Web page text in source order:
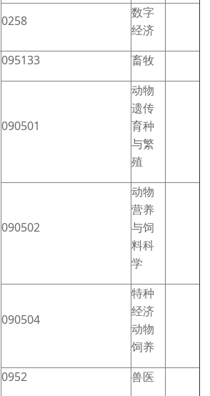
0258
数字
经济
095133 畜牧
090501
动物
遗传
育种
与繁
殖
090502
动物
营养
与饲
料科
学
090504
特种
经济
动物
饲养
0952
兽医